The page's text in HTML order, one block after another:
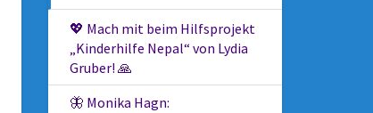
💖 Mach mit beim Hilfsprojekt
„Kinderhilfe Nepal“ von Lydia
Gruber! 🙏
🦋 Monika Hagn: